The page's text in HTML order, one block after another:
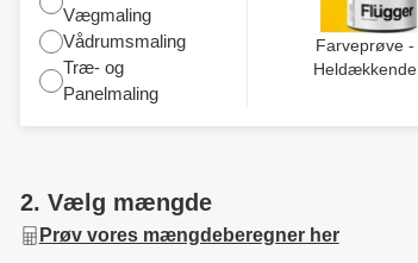
Vægmaling
Vådrumsmaling
Træ- og
Panelmaling
Farveprøve -
Heldækkende
2. Vælg mængde
Prøv vores mængdeberegner her